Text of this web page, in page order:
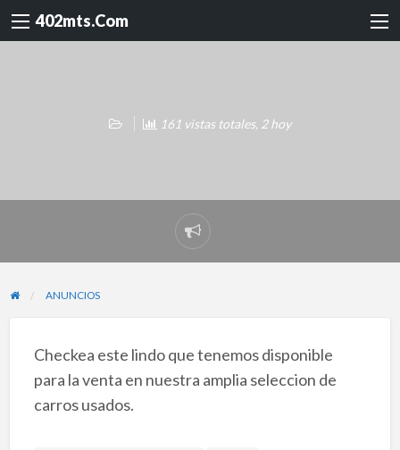
402mts.Com
161 vistas totales, 2 hoy
Reportar
problema
ANUNCIOS
Checkea este lindo que tenemos disponible
para la venta en nuestra amplia seleccion de
carros usados.